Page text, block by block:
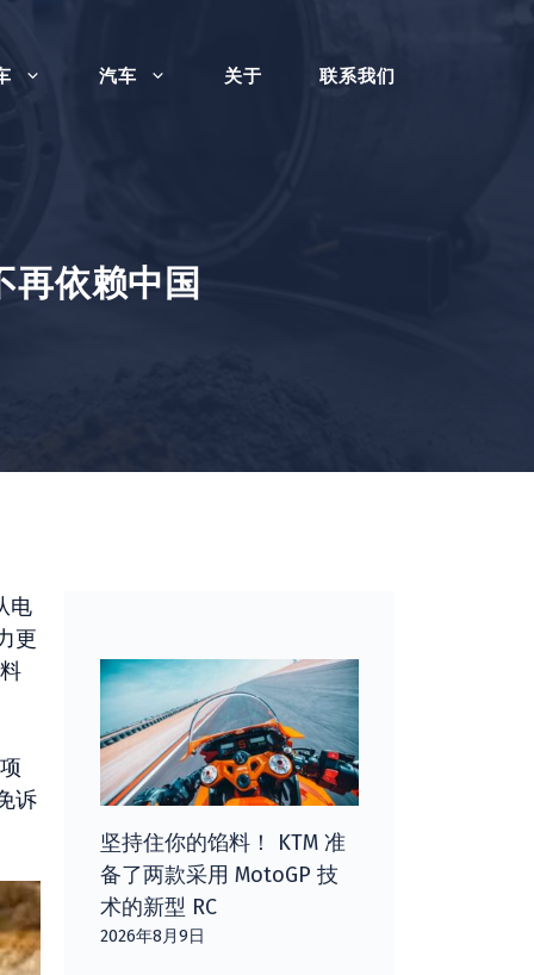
汽车 关于 联系我们
再依赖中国
电
更
诉
坚持住你的馅料！ KTM 准
备了两款采用 MotoGP 技
术的新型 RC
2026年8月9日